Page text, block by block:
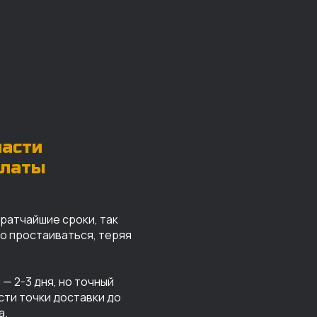
сроки, так
простаиваться, теряя
2-3 дня, но точный
точки доставки до